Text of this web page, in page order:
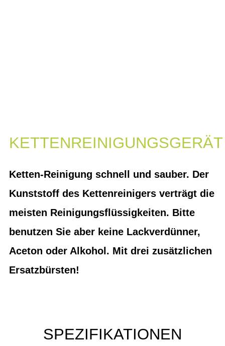
KETTENREINIGUNGSGERÄT
Ketten-Reinigung schnell und sauber. Der
Kunststoff des Kettenreinigers verträgt die
meisten Reinigungsflüssigkeiten. Bitte
benutzen Sie aber keine Lackverdünner,
Aceton oder Alkohol. Mit drei zusätzlichen
Ersatzbürsten!
SPEZIFIKATIONEN